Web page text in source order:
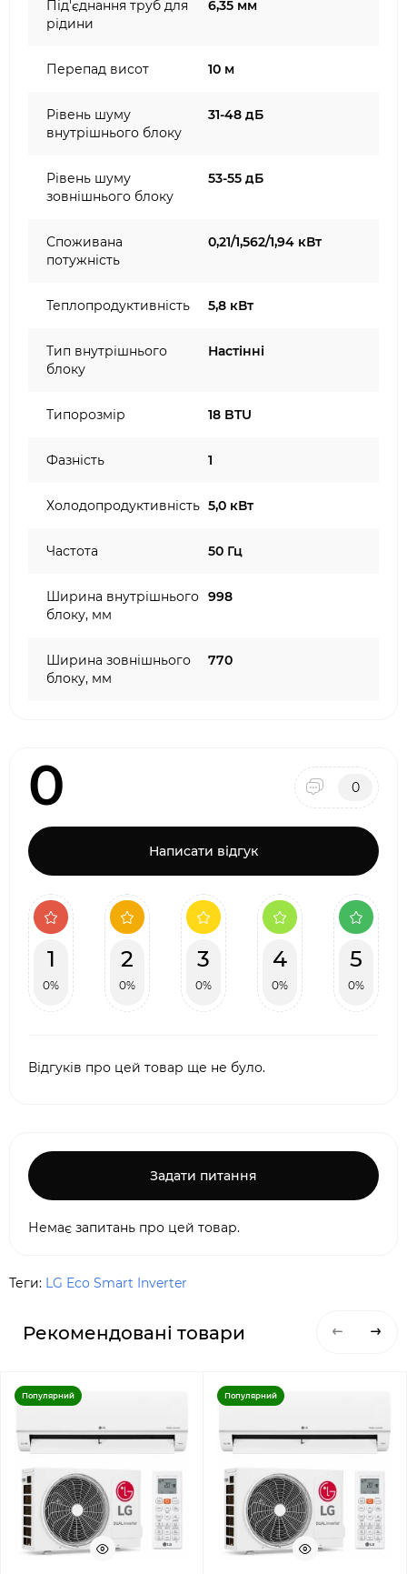
Під'єднання труб для
рідини
6,35 мм
Перепад висот 10 м
Рівень шуму
внутрішнього блоку
31-48 дБ
Рівень шуму
зовнішнього блоку
53-55 дБ
Споживана
потужність
0,21/1,562/1,94 кВт
Теплопродуктивність 5,8 кВт
Тип внутрішнього
блоку
Настінні
Типорозмір 18 BTU
Фазність 1
Холодопродуктивність 5,0 кВт
Частота 50 Гц
Ширина внутрішнього
блоку, мм
998
Ширина зовнішнього
блоку, мм
770
0 0
Написати відгук
1
0%
2
0%
3
0%
4
0%
5
0%
Відгуків про цей товар ще не було.
Задати питання
Немає запитань про цей товар.
Теги: LG Eco Smart Inverter
Рекомендовані товари
Популярний Популярний